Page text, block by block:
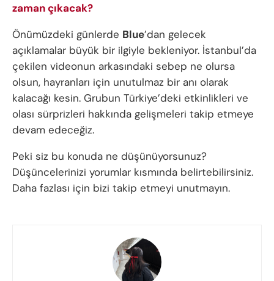
zaman çıkacak?
Önümüzdeki günlerde Blue’dan gelecek
açıklamalar büyük bir ilgiyle bekleniyor. İstanbul’da
çekilen videonun arkasındaki sebep ne olursa
olsun, hayranları için unutulmaz bir anı olarak
kalacağı kesin. Grubun Türkiye’deki etkinlikleri ve
olası sürprizleri hakkında gelişmeleri takip etmeye
devam edeceğiz.
Peki siz bu konuda ne düşünüyorsunuz?
Düşüncelerinizi yorumlar kısmında belirtebilirsiniz.
Daha fazlası için bizi takip etmeyi unutmayın.